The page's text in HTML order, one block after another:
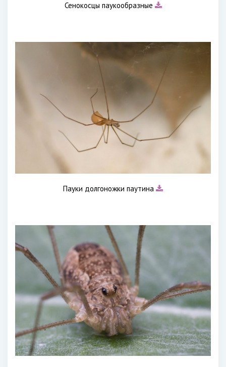
Сенокосцы паукообразные
Пауки долгоножки паутина